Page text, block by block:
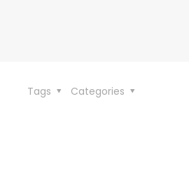
Categories
Tags